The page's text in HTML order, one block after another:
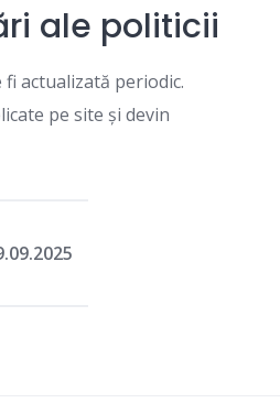
ale politicii
actualizată periodic.
pe site și devin